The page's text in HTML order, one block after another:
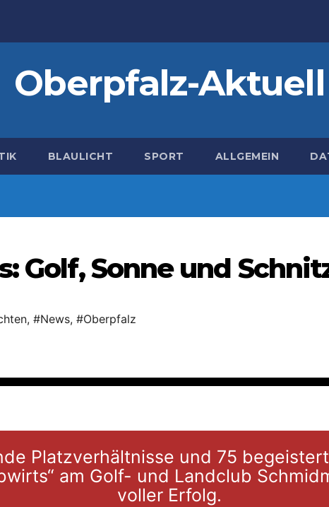
Oberpfalz-Aktuell
BLAULICHT SPORT ALLGEMEIN
Golf, Sonne und
, #News, #Oberpfalz
Platzverhältnisse und 75
am Golf- und Landclub
voller Erfolg.